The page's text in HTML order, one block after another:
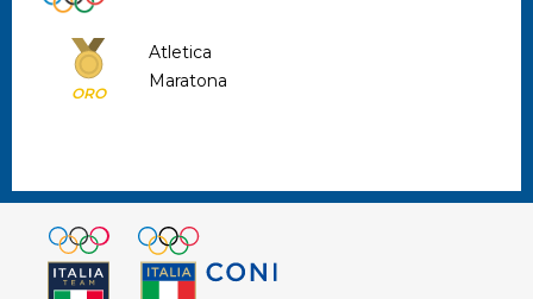
ORO
Atletica
Maratona